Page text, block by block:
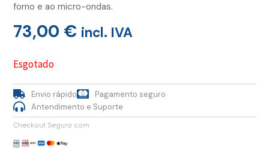
forno e ao micro-ondas.
73,00 € incl. IVA
Esgotado
Envio rápido
Pagamento seguro
Antendimento e Suporte
Checkout Seguro com